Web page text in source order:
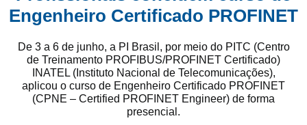
Engenheiro Certificado PROFINET
De 3 a 6 de junho, a PI Brasil, por meio do PITC (Centro
de Treinamento PROFIBUS/PROFINET Certificado)
INATEL (Instituto Nacional de Telecomunicações),
aplicou o curso de Engenheiro Certificado PROFINET
(CPNE – Certified PROFINET Engineer) de forma
presencial.